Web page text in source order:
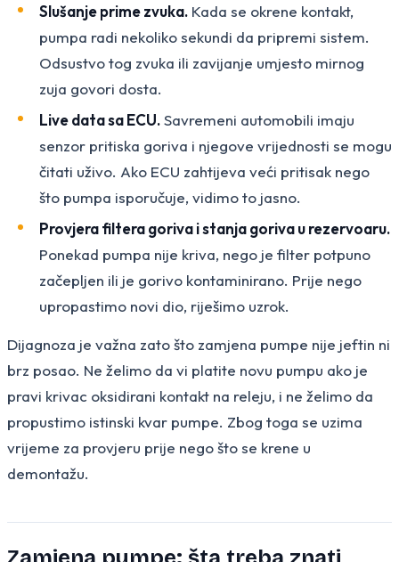
Slušanje prime zvuka. Kada se okrene kontakt,
pumpa radi nekoliko sekundi da pripremi sistem.
Odsustvo tog zvuka ili zavijanje umjesto mirnog
zuja govori dosta.
Live data sa ECU.Savremeni automobili imaju
senzor pritiska goriva i njegove vrijednosti se mogu
čitati uživo. Ako ECU zahtijeva veći pritisak nego
što pumpa isporučuje, vidimo to jasno.
Provjera filtera goriva i stanja goriva u rezervoaru.
Ponekad pumpa nije kriva, nego je filter potpuno
začepljen ili je gorivo kontaminirano. Prije nego
upropastimo novi dio, riješimo uzrok.
Dijagnoza je važna zato što zamjena pumpe nije jeftin ni
brz posao. Ne želimo da vi platite novu pumpu ako je
pravi krivac oksidirani kontakt na releju, i ne želimo da
propustimo istinski kvar pumpe. Zbog toga se uzima
vrijeme za provjeru prije nego što se krene u
demontažu.